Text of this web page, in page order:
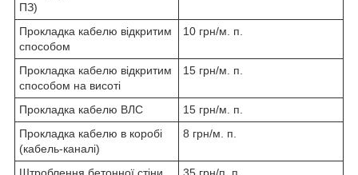
ПЗ)
Прокладка кабелю відкритим
способом
10 грн/м. п.
Прокладка кабелю відкритим
способом на висоті
15 грн/м. п.
Прокладка кабелю ВЛС
15 грн/м. п.
Прокладка кабелю в коробі
(кабель-каналі)
8 грн/м. п.